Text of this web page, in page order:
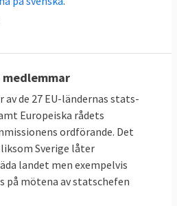
de 27 EU-ländernas stats-
Europeiska rådets
ordförande. Det
Sverige låter
landet men exempelvis
på mötena av statschefen